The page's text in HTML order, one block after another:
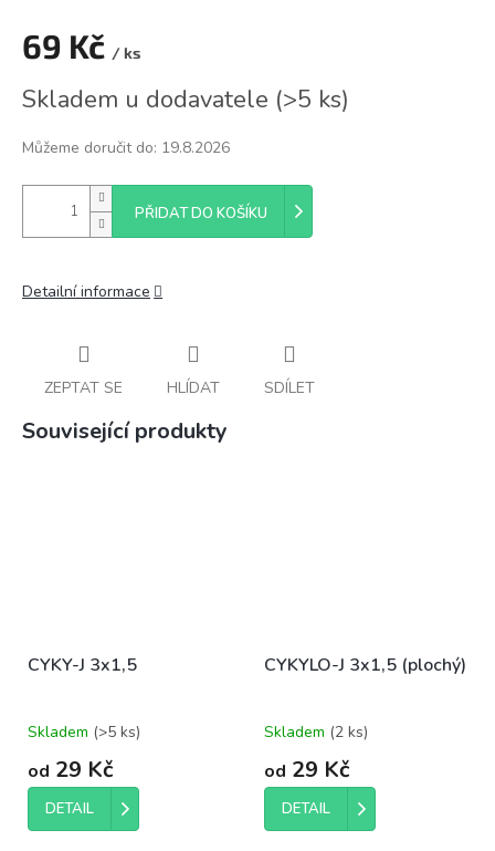
69 Kč / ks
cena:
Skladem u dodavatele (>5 ks)
Můžeme doručit do: 19.8.2026
PŘIDAT DO KOŠÍKU
Detailní informace
ZEPTAT SE HLÍDAT SDÍLET
Související produkty
CYKY-J 3x1,5
Skladem (>5 ks)
od 29 Kč
DETAIL
CYKYLO-J 3x1,5 (plochý)
Skladem (2 ks)
od 29 Kč
DETAIL